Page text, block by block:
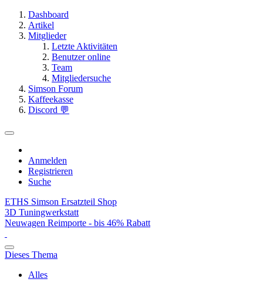
Dashboard
Artikel
Mitglieder
Letzte Aktivitäten
Benutzer online
Team
Mitgliedersuche
Simson Forum
Kaffeekasse
Discord 💬
Anmelden
Registrieren
Suche
ETHS Simson Ersatzteil Shop
3D Tuningwerkstatt
Neuwagen Reimporte - bis 46% Rabatt
Dieses Thema
Alles